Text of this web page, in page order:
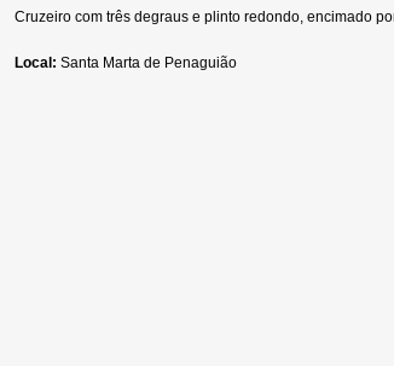
Cruzeiro com três degraus e plinto redondo, encimado
Local: Santa Marta de Penaguião